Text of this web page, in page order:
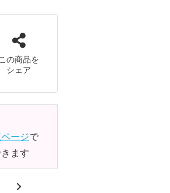
この商品を
シェア
ージで
ます